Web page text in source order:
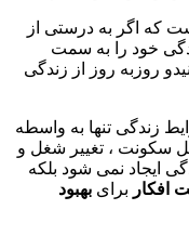
که اگر به درستی از
خود را به سمت
روزبه روز از زندگی
زندگی تنها به واسطه
سکونت ، تغییر شغل و
ایجاد نمی شود بلکه
افکار برای بهبود